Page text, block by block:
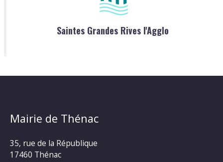
Saintes Grandes Rives l'Agglo
Mairie de Thénac
35, rue de la République
17460 Thénac